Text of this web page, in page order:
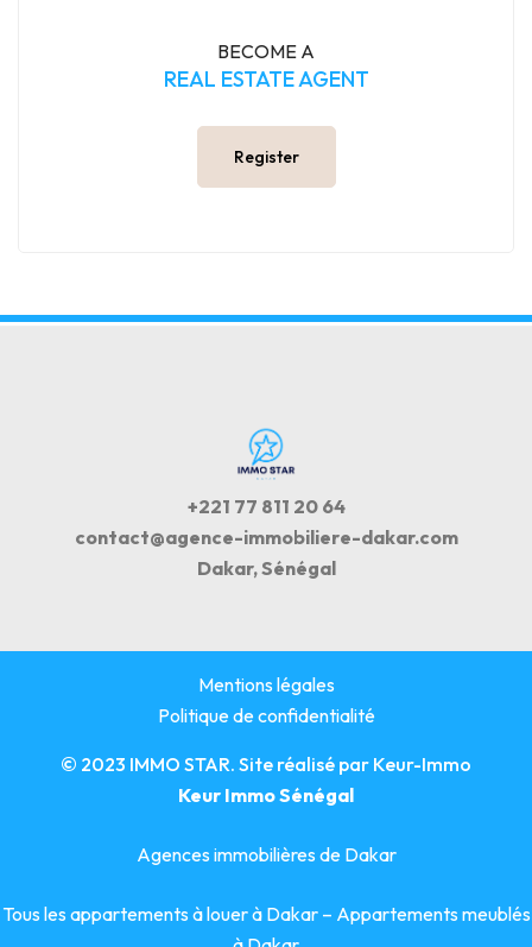
BECOME A
REAL ESTATE AGENT
Register
+221 77 811 20 64
contact@agence-immobiliere-dakar.com
Dakar, Sénégal
Mentions légales
Politique de confidentialité
© 2023 IMMO STAR. Site réalisé par Keur-Immo
Keur Immo Sénégal
Agences immobilières de Dakar
Tous les appartements à louer à Dakar– Appartements meublés